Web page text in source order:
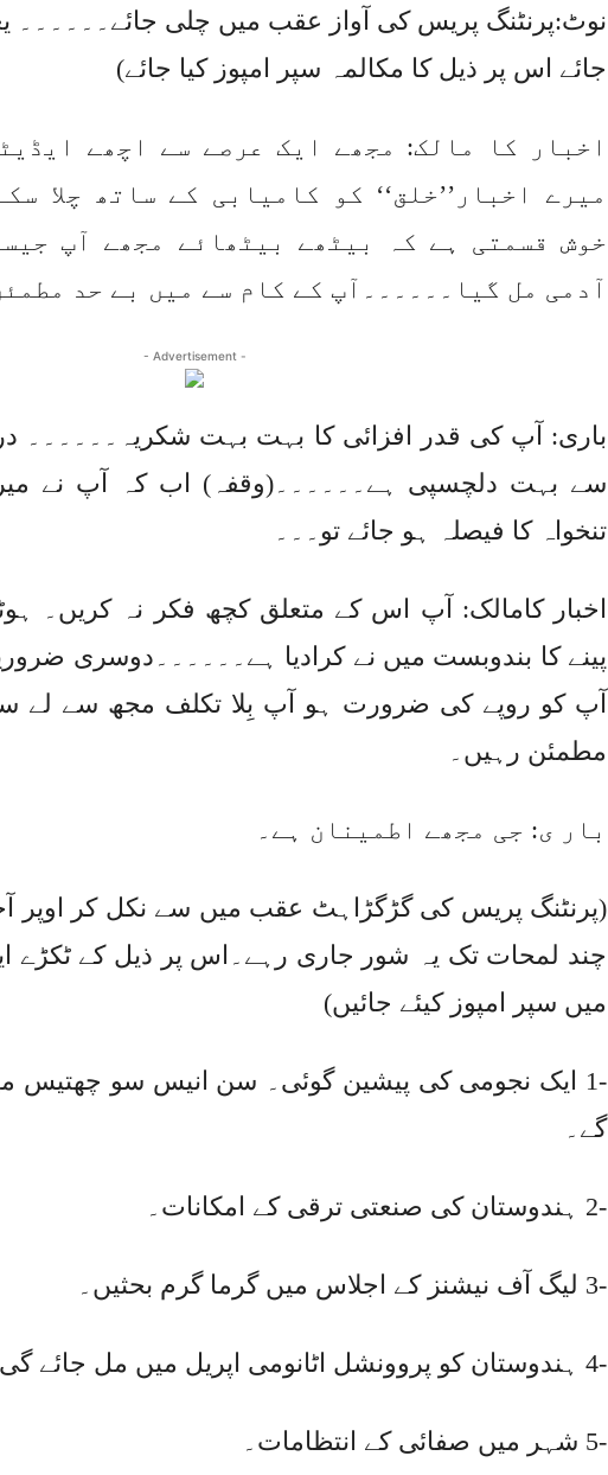
نوٹ:پرنٹنگ پریس کی آواز عقب میں چلی جائے۔۔۔۔۔۔
جائے اس پر ذیل کا مکالمہ سپر امپوز کیا جائے)
اخبار کا مالک: مجھے ایک عرصے سے اچھے
میرے اخبار’’خلق‘‘ کو کامیابی کے ساتھ چلا
خوش قسمتی ہے کہ بیٹھے بیٹھائے مجھے آپ
آدمی مل گیا۔۔۔۔۔۔آپ کے کام سے میں بے حد
- Advertisement -
باری: آپ کی قدر افزائی کا بہت بہت شکریہ۔۔۔۔۔۔
سے بہت دلچسپی ہے۔۔۔۔۔۔(وقفہ) اب کہ آپ نے
تنخواہ کا فیصلہ ہو جائے تو۔۔۔
اخبار کامالک: آپ اس کے متعلق کچھ فکر نہ کریں۔
پینے کا بندوبست میں نے کرادیا ہے۔۔۔۔۔۔دوسری
آپ کو روپے کی ضرورت ہو آپ بِلا تکلف مجھ سے لے
مطمئن رہیں۔
بار ی: جی مجھے اطمینان ہے۔
(پرنٹنگ پریس کی گڑگڑاہٹ عقب میں سے نکل کر اوپر
چند لمحات تک یہ شور جاری رہے۔اس پر ذیل کے
میں سپر امپوز کیئے جائیں)
-1 ایک نجومی کی پیشین گوئی۔ سن انیس سو چھتیس
گے۔
-2 ہندوستان کی صنعتی ترقی کے امکانات۔
-3 لیگ آف نیشنز کے اجلاس میں گرما گرم بحثیں۔
-4 ہندوستان کو پروونشل اٹانومی اپریل میں مل جائے گی۔
-5 شہر میں صفائی کے انتظامات۔